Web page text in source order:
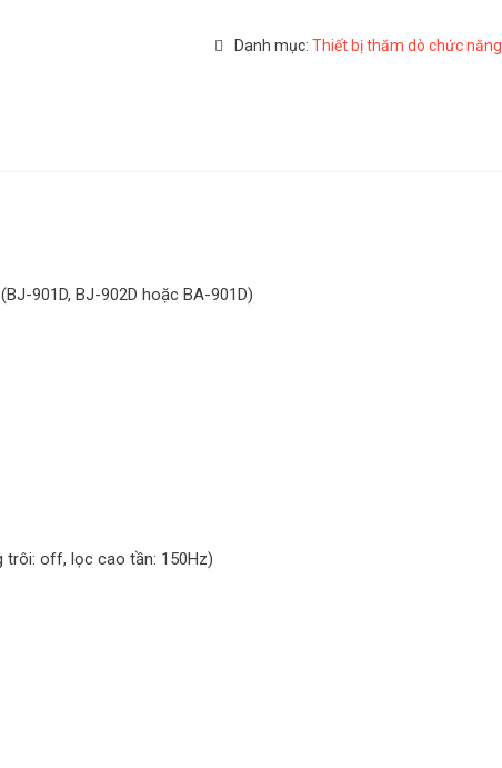
Danh mục:Thiết bị thăm dò chức năng
901D, BJ-902D hoặc BA-901D)
trôi: off, lọc cao tần: 150Hz)